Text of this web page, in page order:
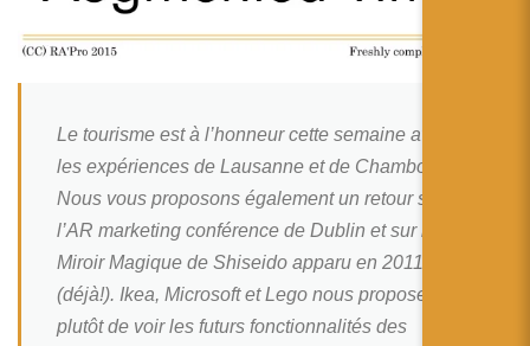
Le tourisme est à l’honneur cette semaine avec
les expériences de Lausanne et de Chambord.
Nous vous proposons également un retour sur
l’AR marketing conférence de Dublin et sur le
Miroir Magique de Shiseido apparu en 2011
(déjà!). Ikea, Microsoft et Lego nous proposent
plutôt de voir les futurs fonctionnalités des